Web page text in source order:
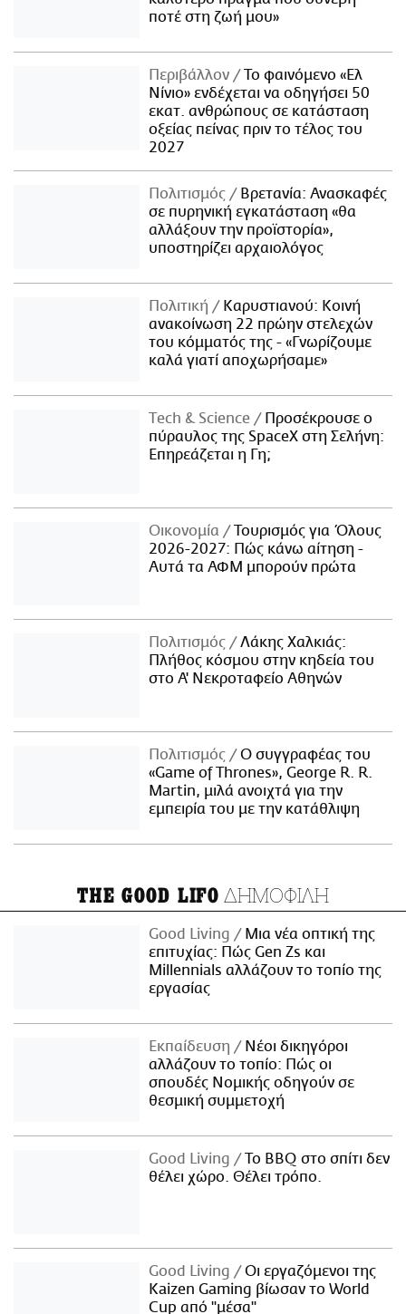
ποτέ στη ζωή μου»
Περιβάλλον
Το φαινόμενο «Ελ
Νίνιο» ενδέχεται να οδηγήσει 50
εκατ. ανθρώπους σε κατάσταση
οξείας πείνας πριν το τέλος του
2027
Πολιτισμός
Βρετανία: Ανασκαφές
σε πυρηνική εγκατάσταση «θα
αλλάξουν την προϊστορία»,
υποστηρίζει αρχαιολόγος
Πολιτική
Καρυστιανού: Κοινή
ανακοίνωση 22 πρώην στελεχών
του κόμματός της - «Γνωρίζουμε
καλά γιατί αποχωρήσαμε»
Τech & Science
Προσέκρουσε ο
πύραυλος της SpaceX στη Σελήνη:
Επηρεάζεται η Γη;
Οικονομία
Τουρισμός για Όλους
2026-2027: Πώς κάνω αίτηση -
Αυτά τα ΑΦΜ μπορούν πρώτα
Πολιτισμός
Λάκης Χαλκιάς:
Πλήθος κόσμου στην κηδεία του
στο Α' Νεκροταφείο Αθηνών
Πολιτισμός
Ο συγγραφέας του
«Game of Thrones», George R. R.
Martin, μιλά ανοιχτά για την
εμπειρία του με την κατάθλιψη
THE GOOD LIFO ΔΗΜΟΦΙΛΗ
Good Living
Μια νέα οπτική της
επιτυχίας: Πώς Gen Zs και
Millennials αλλάζουν το τοπίο της
εργασίας
Εκπαίδευση
Νέοι δικηγόροι
αλλάζουν το τοπίο: Πώς οι
σπουδές Νομικής οδηγούν σε
θεσμική συμμετοχή
Good Living
Το BBQ στο σπίτι δεν
θέλει χώρο. Θέλει τρόπο.
Good Living
Οι εργαζόμενοι της
Kaizen Gaming βίωσαν το World
Cup από "μέσα"